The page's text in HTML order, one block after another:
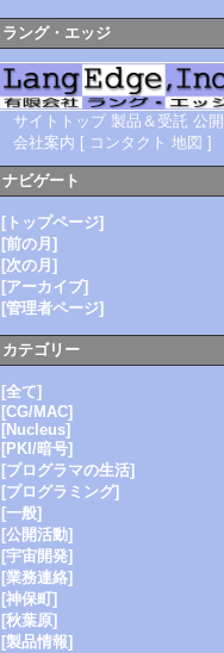
ラング・エッジ
サイトトップ 製品＆受託 公開
会社案内 [ コンタクト 地図 ]
ナビゲート
[トップページ]
[前の月]
[次の月]
[アーカイブ]
[管理者ページ]
カテゴリー
[全て]
[CG/MAC]
[Nucleus]
[PKI/暗号]
[プログラマの生活]
[プログラミング]
[一般]
[公開活動]
[宇宙開発]
[業務連絡]
[神保町]
[秋葉原]
[製品情報]